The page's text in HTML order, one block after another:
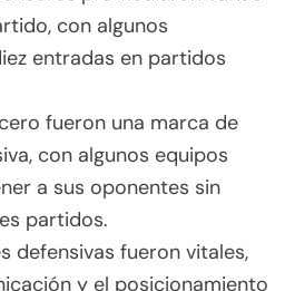
con algunos
entradas en partidos
fueron una marca de
con algunos equipos
a sus oponentes sin
partidos.
defensivas fueron vitales,
y el posicionamiento